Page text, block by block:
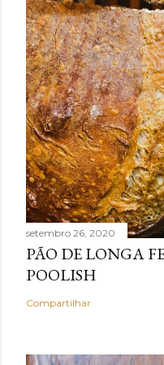
setembro 26, 2020
PÃO DE LONGA
POOLISH
Compartilhar